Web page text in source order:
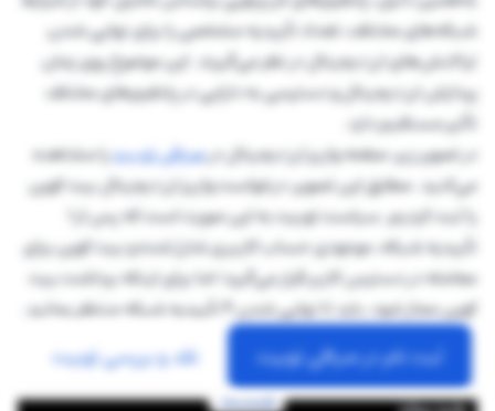
شبکه‌های مختلف، تعداد تأییدیه مشخصی را برای نهایی شدن
تراکنش‌های ارز دیجیتال در نظر می‌گیرند. این موضوع روی زمان
پردازش ارز دیجیتال و دسترسی به دارایی در پلتفرم‌های مختلف
تأثیر مستقیم دارد.
در تصویر زیر، صفحه واریز ارز دیجیتال درصرافی توبیترا مشاهده
می‌کنید. مطابق این تصویر، درخواست واریز ارز دیجیتال بیت کوین
تأییدیه شبکه، موجودی حساب کاربری شارژ شده و بیت کوین برای
معامله در دسترس کاربر قرار می‌گیرد؛ اما برای اینکه برداشت بیت
کوین مجاز شود، باید تا نهایی شدن 4 تأییدیه شبکه منتظر بمانید.
ثبت نام در صرافی توبیت نقد و بررسی توبیت